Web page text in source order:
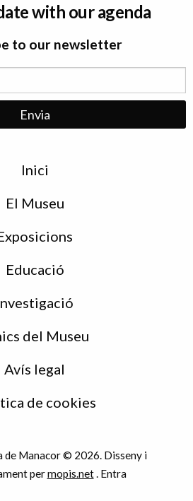
with our agenda
to our newsletter
Inici
El Museu
Educació
del Museu
Avís legal
de cookies
de Manacor © 2026. Disseny i
permopis.net. Entra